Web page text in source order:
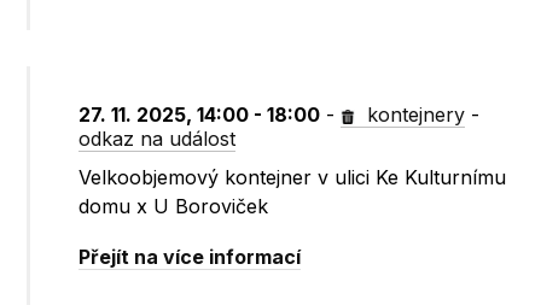
27. 11. 2025, 14:00 - 18:00 - kontejnery -
odkaz na událost
Velkoobjemový kontejner v ulici Ke Kulturnímu
domu x U Boroviček
Přejít na více informací